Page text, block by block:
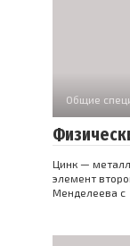
Общие
Цинк — металл
элемент
Менделеева с